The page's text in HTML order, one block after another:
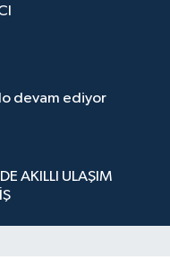
devam ediyor
AKILLI ULAŞIM